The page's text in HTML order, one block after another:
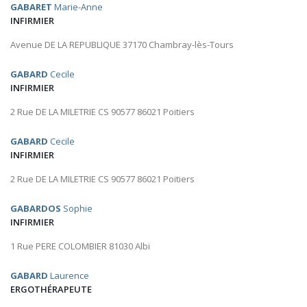
GABARET Marie-Anne
INFIRMIER
Avenue DE LA REPUBLIQUE 37170 Chambray-lès-Tours
GABARD Cecile
INFIRMIER
2 Rue DE LA MILETRIE CS 90577 86021 Poitiers
GABARD Cecile
INFIRMIER
2 Rue DE LA MILETRIE CS 90577 86021 Poitiers
GABARDOS Sophie
INFIRMIER
1 Rue PERE COLOMBIER 81030 Albi
GABARD Laurence
ERGOTHÉRAPEUTE